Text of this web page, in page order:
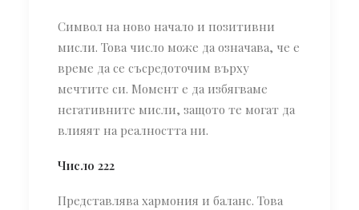
Символ на ново начало и позитивни
мисли. Това число може да означава, че е
време да се съсредоточим върху
мечтите си. Момент е да избягваме
негативните мисли, защото те могат да
влияят на реалността ни.
Число 222
Представлява хармония и баланс. Това